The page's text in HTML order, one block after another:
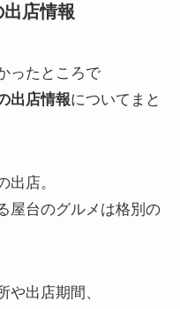
店情報
ったところで
出店情報についてまと
出店。
屋台のグルメは格別の
や出店期間、